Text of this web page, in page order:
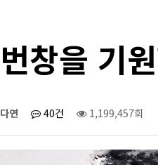
번창을 기
다연 40건 1,199,457회